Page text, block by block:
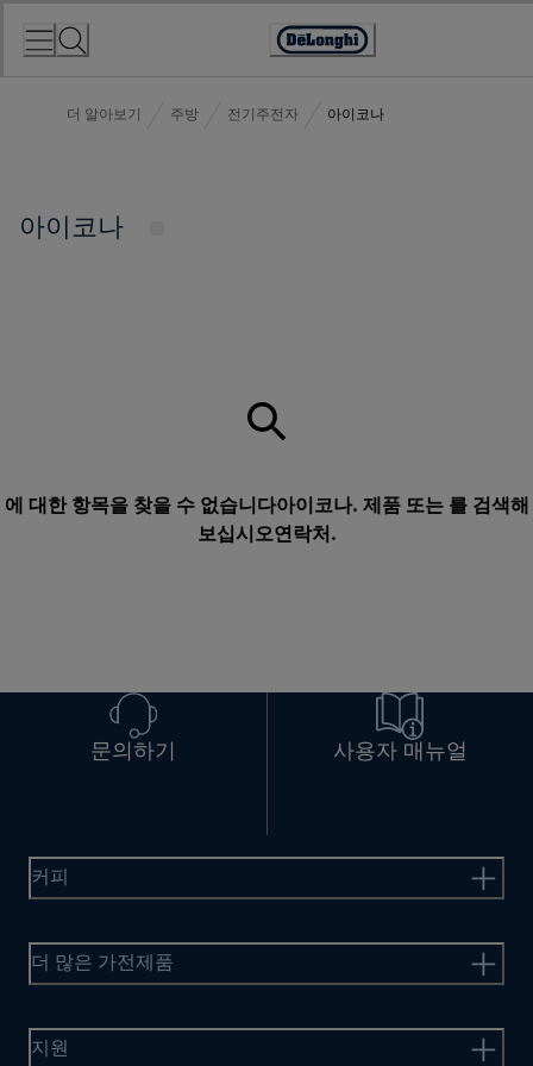
Accessibility
더 알아보기 주방 전기주전자 아이코나
아이코나
에 대한 항목을 찾을 수 없습니다아이코나. 제품 또는 를 검색해
보십시오연락처 .
문의하기 사용자 매뉴얼
커피
더 많은 가전제품
지원